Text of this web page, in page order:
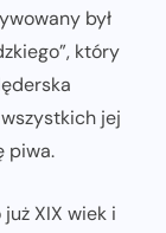
był
który
wszystkich jej
piwa.
XIX wiek i